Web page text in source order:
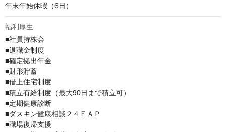
年末年始休暇（6日）
福利厚生
■社員持株会
■退職金制度
■確定拠出年金
■財形貯蓄
■借上住宅制度
■積立有給制度（最大90日まで積立可）
■定期健康診断
■ダスキン健康相談２４ＥＡＰ
■職場復帰支援